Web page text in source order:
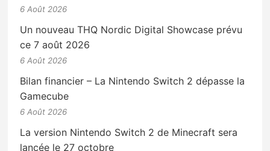
6 Août 2026
Un nouveau THQ Nordic Digital Showcase prévu
ce 7 août 2026
6 Août 2026
Bilan financier – La Nintendo Switch 2 dépasse la
Gamecube
6 Août 2026
La version Nintendo Switch 2 de Minecraft sera
lancée le 27 octobre